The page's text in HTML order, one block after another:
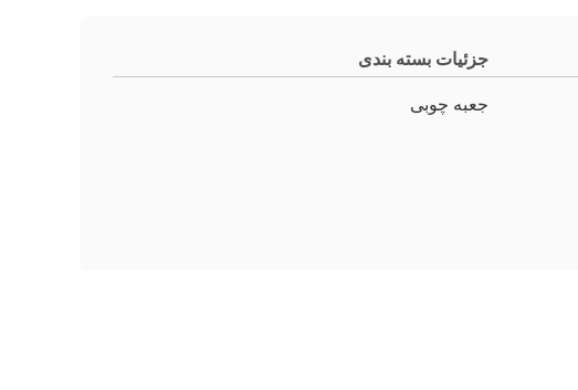
جزئیات بسته بندی
جعبه چوبی